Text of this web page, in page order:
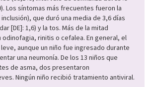
Los síntomas más frecuentes fueron la
que duró una media de 3,6 días
[DE]: 1,6) y la tos. Más de la mitad
rinitis o cefalea. En general, el
aunque un niño fue ingresado durante
una neumonía. De los 13 niños que
de asma, dos presentaron
Ningún niño recibió tratamiento antiviral.